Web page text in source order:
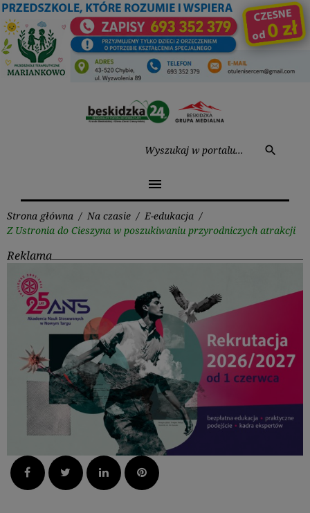
Przejdź
do
treści
search
menu
Strona główna / Na czasie / E-edukacja /
Z Ustronia do Cieszyna w poszukiwaniu przyrodniczych atrakcji
Reklama
Facebook Twitter LinkedInPinterest